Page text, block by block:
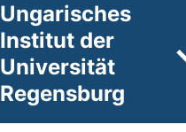
Ungarisches
Institut der
Universität
Regensburg